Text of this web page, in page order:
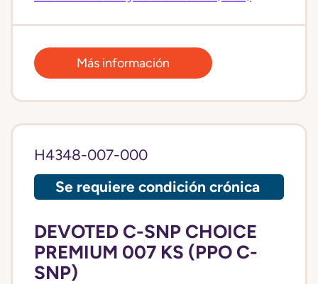
Más información
H4348-007-000
Se requiere condición crónica
DEVOTED C-SNP CHOICE
PREMIUM 007 KS (PPO C-
SNP)